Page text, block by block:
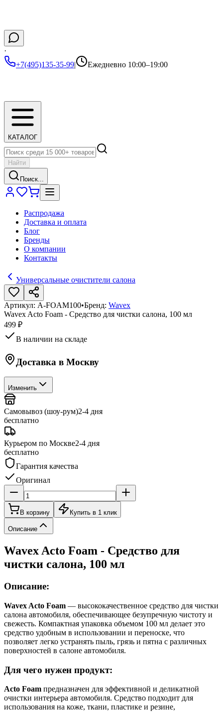
·
+7(495)135-35-99| Ежедневно 10:00–19:00
КАТАЛОГ
Найти
Поиск...
Распродажа
Доставка и оплата
Блог
Бренды
О компании
Контакты
Универсальные очистители салона
Артикул: A-FOAM100•Бренд: Wavex
Wavex Acto Foam - Средство для чистки салона, 100 мл
499 ₽
В наличии на складе
Доставка в Москву
Изменить
Самовывоз (шоу-рум)2-4 дня
бесплатно
Курьером по Москве2-4 дня
бесплатно
Гарантия качества
Оригинал
В корзину Купить в 1 клик
Описание
Wavex Acto Foam - Средство для
чистки салона, 100 мл
Описание:
Wavex Acto Foam — высококачественное средство для чистки
салона автомобиля, обеспечивающее безупречную чистоту и
свежесть. Компактная упаковка объемом 100 мл делает это
средство удобным в использовании и переноске, что
позволяет легко устранять пыль, грязь и пятна с различных
поверхностей в салоне автомобиля.
Для чего нужен продукт:
Acto Foam предназначен для эффективной и деликатной
очистки интерьера автомобиля. Средство подходит для
использования на коже, ткани, пластике и резине,